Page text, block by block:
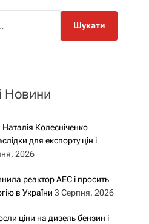
р
о
у
Новини
Наталія Колесніченко
для експорту цін і
2026
реактор АЕС і просить
в України 3 Серпня, 2026
ціни на дизель бензин і